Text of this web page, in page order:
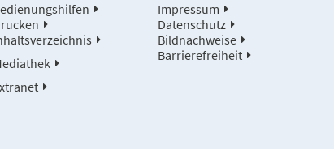
Impressum
Datenschutz
Bildnachweise
Barrierefreiheit